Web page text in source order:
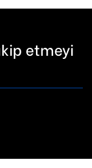
etmeyi